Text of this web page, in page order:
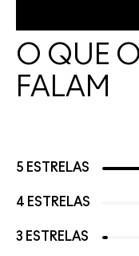
O QUE
FALAM
5 ESTRELAS
4 ESTRELAS
3 ESTRELAS